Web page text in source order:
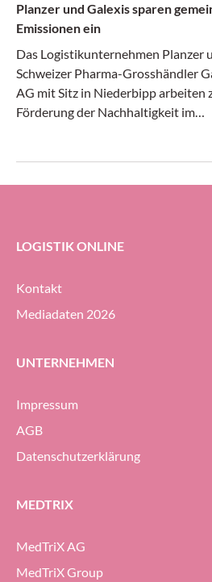
Planzer und Galexis sparen
Emissionen ein
Das Logistikunternehmen Planzer
Schweizer Pharma-Grosshändler
AG mit Sitz in Niederbipp arbeiten
Förderung der Nachhaltigkeit im
LOGISTIK ONLINE
Kontakt
Mediadaten 2026
UNTERNEHMEN
Impressum
AGB
Datenschutzerklärung
MEDTRIX
MedTriX AG
MedTriX Group